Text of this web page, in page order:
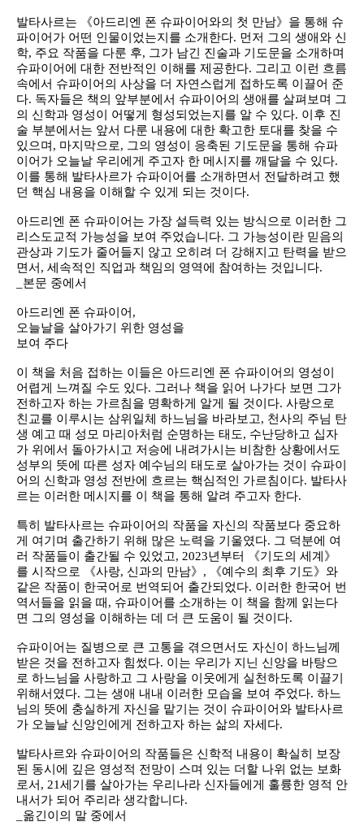
발타사르는 《아드리엔 폰 슈파이어와의 첫 만남》을 통해 슈
파이어가 어떤 인물이었는지를 소개한다. 먼저 그의 생애와 신
학, 주요 작품을 다룬 후, 그가 남긴 진술과 기도문을 소개하며
슈파이어에 대한 전반적인 이해를 제공한다. 그리고 이런 흐름
속에서 슈파이어의 사상을 더 자연스럽게 접하도록 이끌어 준
다. 독자들은 책의 앞부분에서 슈파이어의 생애를 살펴보며 그
의 신학과 영성이 어떻게 형성되었는지를 알 수 있다. 이후 진
술 부분에서는 앞서 다룬 내용에 대한 확고한 토대를 찾을 수
있으며, 마지막으로, 그의 영성이 응축된 기도문을 통해 슈파
이어가 오늘날 우리에게 주고자 한 메시지를 깨달을 수 있다.
이를 통해 발타사르가 슈파이어를 소개하면서 전달하려고 했
던 핵심 내용을 이해할 수 있게 되는 것이다.
아드리엔 폰 슈파이어는 가장 설득력 있는 방식으로 이러한 그
리스도교적 가능성을 보여 주었습니다. 그 가능성이란 믿음의
관상과 기도가 줄어들지 않고 오히려 더 강해지고 탄력을 받으
면서, 세속적인 직업과 책임의 영역에 참여하는 것입니다.
_본문 중에서
아드리엔 폰 슈파이어,
오늘날을 살아가기 위한 영성을
보여 주다
이 책을 처음 접하는 이들은 아드리엔 폰 슈파이어의 영성이
어렵게 느껴질 수도 있다. 그러나 책을 읽어 나가다 보면 그가
전하고자 하는 가르침을 명확하게 알게 될 것이다. 사랑으로
친교를 이루시는 삼위일체 하느님을 바라보고, 천사의 주님 탄
생 예고 때 성모 마리아처럼 순명하는 태도, 수난당하고 십자
가 위에서 돌아가시고 저승에 내려가시는 비참한 상황에서도
성부의 뜻에 따른 성자 예수님의 태도로 살아가는 것이 슈파이
어의 신학과 영성 전반에 흐르는 핵심적인 가르침이다. 발타사
르는 이러한 메시지를 이 책을 통해 알려 주고자 한다.
특히 발타사르는 슈파이어의 작품을 자신의 작품보다 중요하
게 여기며 출간하기 위해 많은 노력을 기울였다. 그 덕분에 여
러 작품들이 출간될 수 있었고, 2023년부터 《기도의 세계》
를 시작으로 《사랑, 신과의 만남》, 《예수의 최후 기도》와
같은 작품이 한국어로 번역되어 출간되었다. 이러한 한국어 번
역서들을 읽을 때, 슈파이어를 소개하는 이 책을 함께 읽는다
면 그의 영성을 이해하는 데 더 큰 도움이 될 것이다.
슈파이어는 질병으로 큰 고통을 겪으면서도 자신이 하느님께
받은 것을 전하고자 힘썼다. 이는 우리가 지닌 신앙을 바탕으
로 하느님을 사랑하고 그 사랑을 이웃에게 실천하도록 이끌기
위해서였다. 그는 생애 내내 이러한 모습을 보여 주었다. 하느
님의 뜻에 충실하게 자신을 맡기는 것이 슈파이어와 발타사르
가 오늘날 신앙인에게 전하고자 하는 삶의 자세다.
발타사르와 슈파이어의 작품들은 신학적 내용이 확실히 보장
된 동시에 깊은 영성적 전망이 스며 있는 더할 나위 없는 보화
로서, 21세기를 살아가는 우리나라 신자들에게 훌륭한 영적 안
내서가 되어 주리라 생각합니다.
_옮긴이의 말 중에서